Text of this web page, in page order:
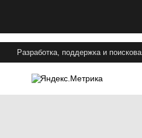
Разработка, поддержка и